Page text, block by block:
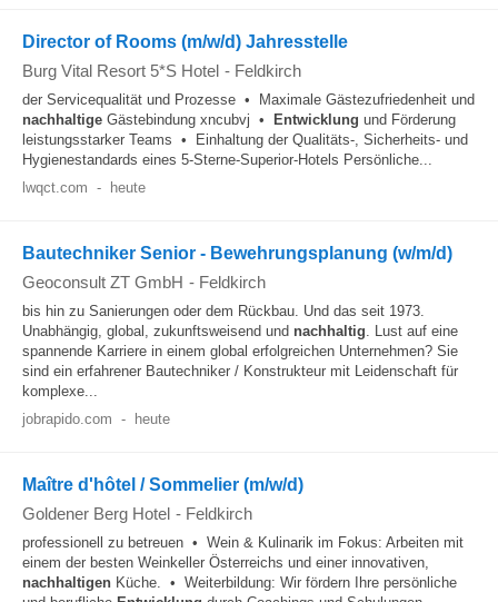
Director of Rooms (m/w/d) Jahresstelle
Burg Vital Resort 5*S Hotel - Feldkirch
der Servicequalität und Prozesse • Maximale Gästezufriedenheit und
nachhaltige Gästebindung xncubvj • Entwicklung und Förderung
leistungsstarker Teams • Einhaltung der Qualitäts-, Sicherheits- und
Hygienestandards eines 5-Sterne-Superior-Hotels Persönliche...
lwqct.com - heute
Bautechniker Senior - Bewehrungsplanung (w/m/d)
Geoconsult ZT GmbH - Feldkirch
bis hin zu Sanierungen oder dem Rückbau. Und das seit 1973.
Unabhängig, global, zukunftsweisend und nachhaltig. Lust auf eine
spannende Karriere in einem global erfolgreichen Unternehmen? Sie
sind ein erfahrener Bautechniker / Konstrukteur mit Leidenschaft für
komplexe...
jobrapido.com - heute
Maître d'hôtel / Sommelier (m/w/d)
Goldener Berg Hotel - Feldkirch
professionell zu betreuen • Wein & Kulinarik im Fokus: Arbeiten mit
einem der besten Weinkeller Österreichs und einer innovativen,
nachhaltigen Küche. • Weiterbildung: Wir fördern Ihre persönliche